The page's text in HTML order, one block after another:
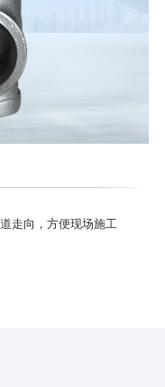
走向，方便现场施工